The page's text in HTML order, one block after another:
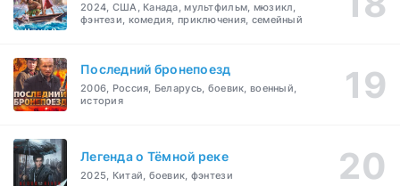
2024, США, Канада, мультфильм, мюзикл,
фэнтези, комедия, приключения, семейный
Последний бронепоезд
2006, Россия, Беларусь, боевик, военный,
история
Легенда о Тёмной реке
2025, Китай, боевик, фэнтези